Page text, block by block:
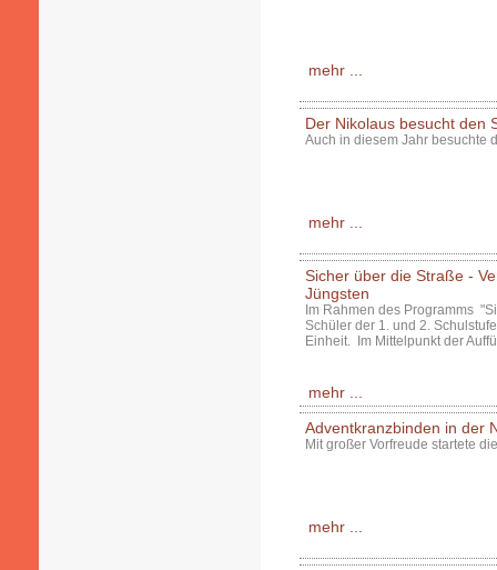
mehr ...
Der Nikolaus besucht den
Auch in diesem Jahr besuchte
mehr ...
Sicher über die Straße -
Jüngsten
Im Rahmen des Programms
Schüler der 1. und 2.
Einheit. Im Mittelpunkt der
mehr ...
Adventkranzbinden in der
Mit großer Vorfreude startete
mehr ...